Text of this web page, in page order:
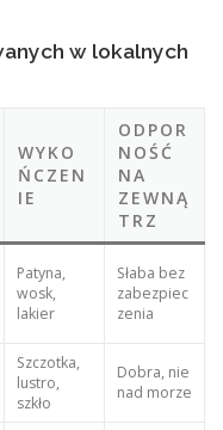
w lokalnych
WYKO
ŃCZEN
IE
ODPOR
NOŚĆ
NA
ZEWNĄ
TRZ
Patyna,
wosk,
lakier
Słaba bez
zabezpiec
zenia
Szczotka,
lustro,
szkło
Dobra, nie
nad morze